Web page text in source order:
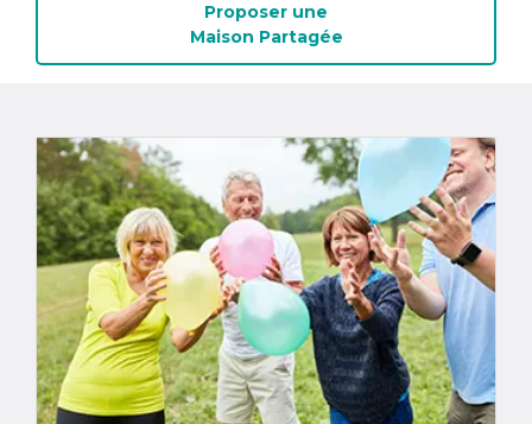
Proposer une
Maison Partagée